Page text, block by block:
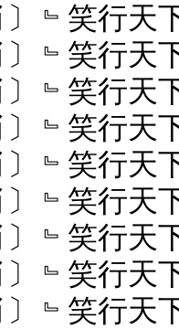
﹄笑行天
﹄笑行天
﹄笑行天
﹄笑行天
﹄笑行天
﹄笑行天
﹄笑行天
﹄笑行天
﹄笑行天